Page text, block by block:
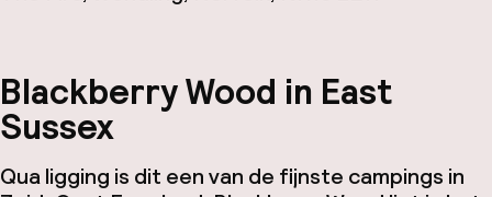
Blackberry Wood in East
Sussex
Qua ligging is dit een van de fijnste campings in